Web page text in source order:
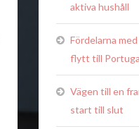
aktiva hushåll
Fördelarna
flytt till
Vägen till en
start till slut